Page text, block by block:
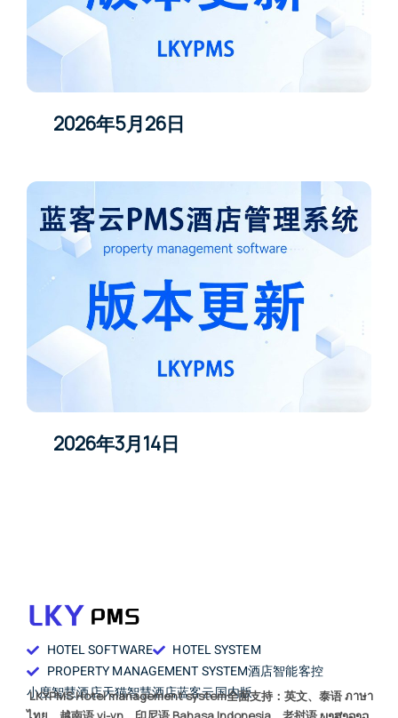
2026年5月26日
2026年3月14日
HOTEL SOFTWARE
HOTEL SYSTEM
PROPERTY MANAGEMENT SYSTEM酒店智能客控
小度智慧酒店天猫智慧酒店蓝客云国内版
LKYPMS Hotel management system全面支持：英文、泰语 ภาษา